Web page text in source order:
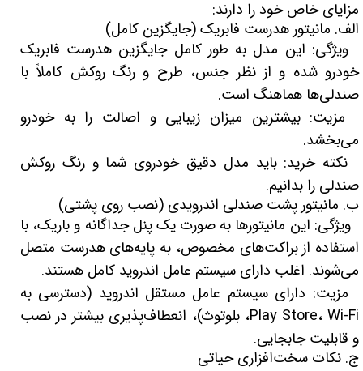
مزایای خاص خود را دارند:
الف. مانیتور هدرست فابریک (جایگزین کامل)
ویژگی: این مدل به طور کامل جایگزین هدرست فابریک
خودرو شده و از نظر جنس، طرح و رنگ روکش کاملاً با
صندلی‌ها هماهنگ است.
مزیت: بیشترین میزان زیبایی و اصالت را به خودرو
می‌بخشد.
نکته خرید: باید مدل دقیق خودروی شما و رنگ روکش
صندلی را بدانیم.
ب. مانیتور پشت صندلی اندرویدی (نصب روی پشتی)
ویژگی: این مانیتورها به صورت یک پنل جداگانه و باریک، با
استفاده از براکت‌های مخصوص، به پایه‌های هدرست متصل
می‌شوند. اغلب دارای سیستم عامل اندروید کامل هستند.
مزیت: دارای سیستم عامل مستقل اندروید (دسترسی به
Play Store، Wi-Fi، بلوتوث)، انعطاف‌پذیری بیشتر در نصب
و قابلیت جابجایی.
ج. نکات سخت‌افزاری حیاتی